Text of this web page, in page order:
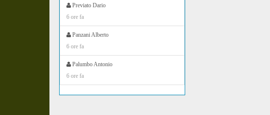
Previato Dario
6 ore fa
Panzani Alberto
6 ore fa
Palumbo Antonio
6 ore fa